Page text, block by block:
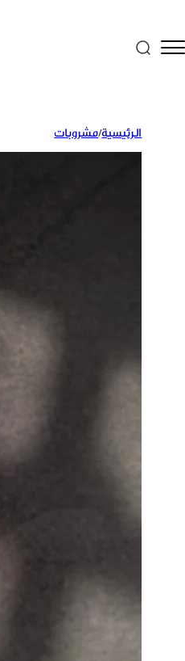
الرئيسية/مشروبات